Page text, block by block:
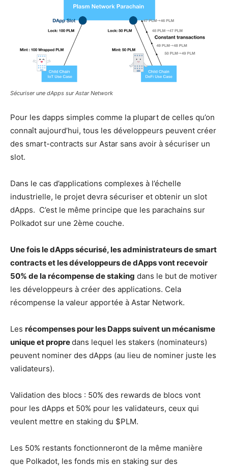
Sécuriser une dApps sur Astar Network
Pour les dapps simples comme la plupart de celles qu’on
connaît aujourd’hui, tous les développeurs peuvent créer
des smart-contracts sur Astar sans avoir à sécuriser un
slot.
Dans le cas d’applications complexes à l’échelle
industrielle, le projet devra sécuriser et obtenir un slot
dApps. C’est le même principe que les parachains sur
Polkadot sur une 2ème couche.
Une fois le dApps sécurisé, les administrateurs de smart
contracts et les développeurs de dApps vont recevoir
50% de la récompense de staking dans le but de motiver
les développeurs à créer des applications. Cela
récompense la valeur apportée à Astar Network.
Les récompenses pour les Dapps suivent un mécanisme
unique et propredans lequel les stakers (nominateurs)
peuvent nominer des dApps (au lieu de nominer juste les
validateurs).
Validation des blocs : 50% des rewards de blocs vont
pour les dApps et 50% pour les validateurs, ceux qui
veulent mettre en staking du $PLM.
Les 50% restants fonctionneront de la même manière
que Polkadot, les fonds mis en staking sur des